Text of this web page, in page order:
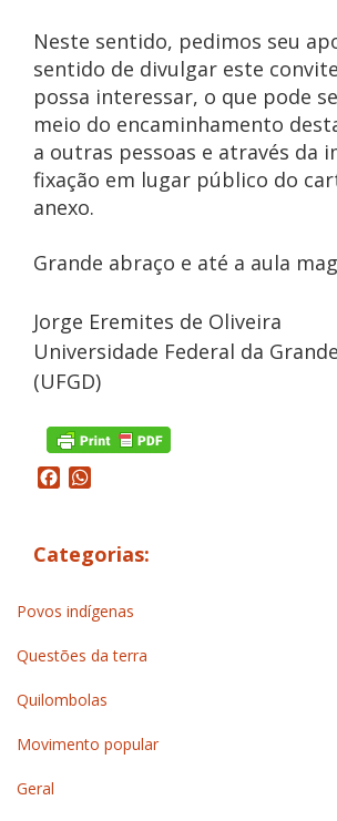
Neste sentido, pedimos seu
sentido de divulgar este
possa interessar, o que pode
meio do encaminhamento
a outras pessoas e através da
fixação em lugar público do
anexo.
Grande abraço e até a aula
Jorge Eremites de Oliveira
Universidade Federal da
(UFGD)
Facebook
Categorias:
Povos indígenas
Questões da terra
Quilombolas
Movimento popular
Geral